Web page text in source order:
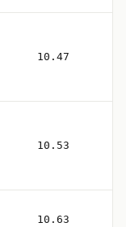
10.47
10.53
10.63